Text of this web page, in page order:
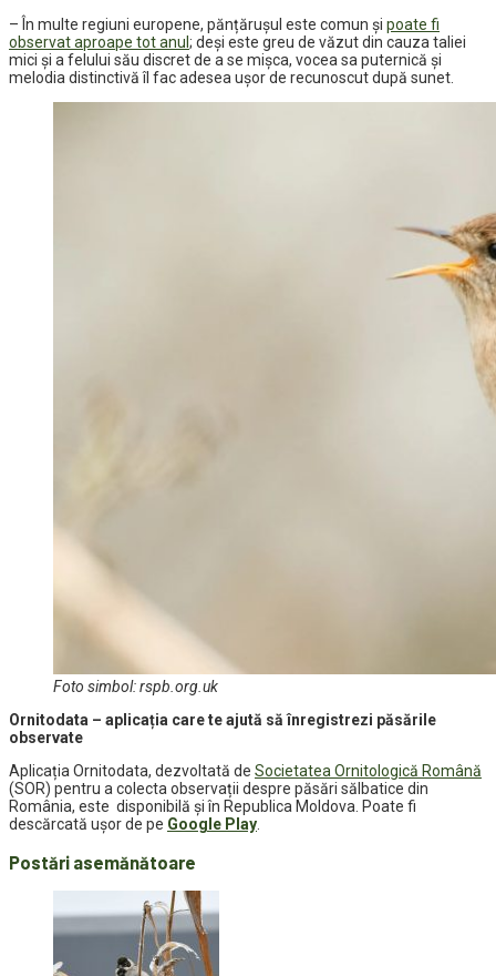
– În multe regiuni europene, pănțărușul este comun și poate fi
observat aproape tot anul ; deși este greu de văzut din cauza taliei
mici și a felului său discret de a se mișca, vocea sa puternică și
melodia distinctivă îl fac adesea ușor de recunoscut după sunet.
Foto simbol: rspb.org.uk
Ornitodata – aplicația care te ajută să înregistrezi păsările
observate
Aplicația Ornitodata, dezvoltată de Societatea Ornitologică Română
(SOR) pentru a colecta observații despre păsări sălbatice din
România, este disponibilă și în Republica Moldova. Poate fi
descărcată uşor de pe Google Play
Postări asemănătoare